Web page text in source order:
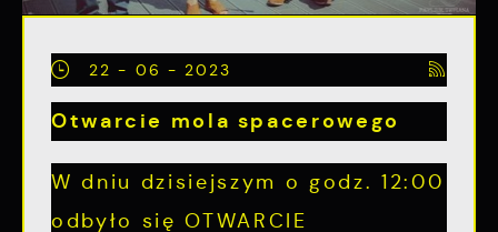
22 - 06 - 2023
Otwarcie mola spacerowego
W dniu dzisiejszym o godz. 12:00
odbyło się OTWARCIE